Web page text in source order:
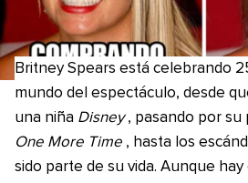
Britney Spears está celebrando
mundo del espectáculo, desde
una niña Disney , pasando por su
One More Time , hasta los
sido parte de su vida. Aunque